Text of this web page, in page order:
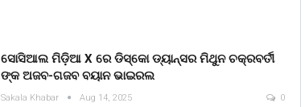
ସୋସିଆଲ ମିଡ଼ିଆ X ରେ ଡିସ୍କୋ ଡ୍ୟାନ୍ସର ମିଥୁନ ଚକ୍ରବର୍ତୀ
ଙ୍କ ଅଜବ-ଗଜବ ବୟାନ ଭାଇରଲ
Sakala Khabar Aug 14, 2025 0